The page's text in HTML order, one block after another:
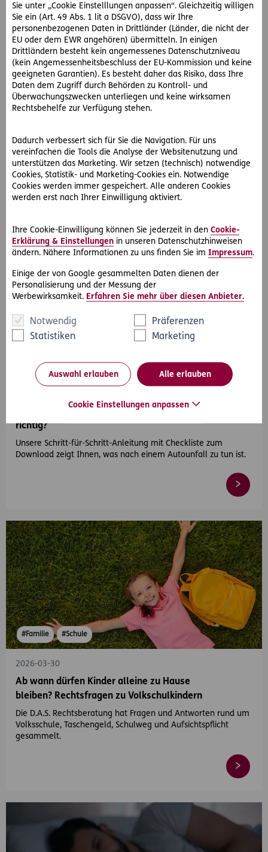
Sie unter „Cookie Einstelllungen anpassen“. Gleichzeitig willigen
Sie ein (Art. 49 Abs. 1 lit a DSGVO), dass wir Ihre
personenbezogenen Daten in Drittländer (Länder, die nicht der
EU oder dem EWR angehören) übermitteln. In einigen
Drittländern besteht kein angemessenes Datenschutzniveau
(kein Angemessenheitsbeschluss der EU-Kommission und keine
geeigneten Garantien). Es besteht daher das Risiko, dass Ihre
Daten dem Zugriff durch Behörden zu Kontroll- und
Überwachungszwecken unterliegen und keine wirksamen
Rechtsbehelfe zur Verfügung stehen.
Dadurch verbessert sich für Sie die Navigation. Für uns
vereinfachen die Tools die Analyse der Websitenutzung und
unterstützen das Marketing. Wir setzen (technisch) notwendige
Cookies, Statistik- und Marketing-Cookies ein. Notwendige
Cookies werden immer gespeichert. Alle anderen Cookies
werden erst nach Ihrer Einwilligung aktiviert.
Ihre Cookie-Einwilligung können Sie jederzeit in den Cookie-
Erklärung & Einstellungen in unseren Datenschutzhinweisen
ändern. Nähere Informationen zu uns finden Sie im Impressum.
Einige der von Google gesammelten Daten dienen der
Personalisierung und der Messung der
Werbewirksamkeit. Erfahren Sie mehr über diesen Anbieter.
Notwendig
Präferenzen
Statistiken
Marketing
Auswahl erlauben Alle erlauben
Cookie Einstellungen anpassen
#Rechtsfälle
Unterlassungsklage wegen Grillfeier! Was nun?
Wegen einer Grillfeier wird Frau R. von ihren Nachbarn
angezeigt. Erfahren Sie, wie spezialisierte Juristen die Klage
abwehren konnten.
#Auto
Autounfall – was tun und wie verhalte ich mich
richtig?
Unsere Schritt-für-Schritt-Anleitung mit Checkliste zum
Download zeigt Ihnen, was nach einem Autounfall zu tun ist.
#Familie #Schule
2026-03-30
Ab wann dürfen Kinder alleine zu Hause
bleiben? Rechtsfragen zu Volkschulkindern
Die D.A.S. Rechtsberatung hat Fragen und Antworten rund um
Volksschule, Taschengeld, Schulweg und Aufsichtspflicht
gesammelt.